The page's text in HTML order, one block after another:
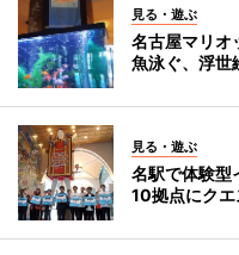
見る・遊ぶ
名古屋マリ
魚泳ぐ、浮世
見る・遊ぶ
名駅で体験
10拠点にク